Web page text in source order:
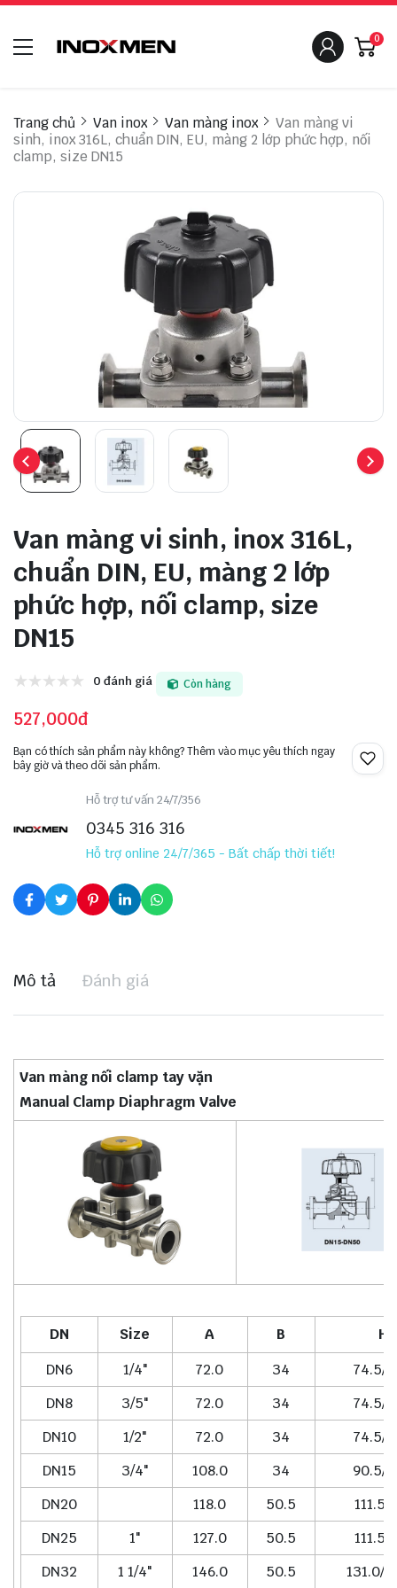
0
Trang chủ Van inox Van màng inox
Van màng vi
sinh, inox 316L, chuẩn DIN, EU, màng 2 lớp phức hợp, nối
clamp, size DN15
Van màng vi sinh, inox 316L,
chuẩn DIN, EU, màng 2 lớp
phức hợp, nối clamp, size
DN15
0 đánh giá Còn hàng
527,000đ
Bạn có thích sản phẩm này không? Thêm vào mục yêu thích ngay
bây giờ và theo dõi sản phẩm.
Hỗ trợ tư vấn 24/7/356
0345 316 316
Hỗ trợ online 24/7/365 - Bất chấp thời tiết!
Mô tả Đánh giá
Van màng nối clamp tay vặn
Manual Clamp Diaphragm Valve
DN Size A B
H
DN6
1/4" 72.0 34
74.5/
DN8
3/5" 72.0 34
74.5/
DN10
1/2" 72.0 34
74.5/
DN15
3/4" 108.0 34
90.5/
DN20
118.0 50.5
111.5/
DN25
1" 127.0 50.5
111.5/
DN32
1 1/4" 146.0 50.5 131.0/